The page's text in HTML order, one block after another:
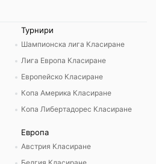
Турнири
Шампионска лига Класиране
Лига Европа Класиране
Европейско Класиране
Копа Америка Класиране
Копа Либертадорес Класиране
Европа
Австрия Класиране